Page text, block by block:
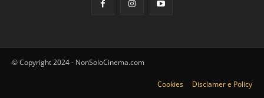
© Copyright 2024 - NonSoloCinema.com
Cookies Disclamer e Policy